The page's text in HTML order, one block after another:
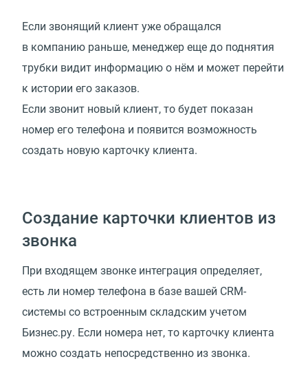
Если звонящий клиент уже обращался
в компанию раньше, менеджер еще до поднятия
трубки видит информацию о нём и может перейти
к истории его заказов.
Если звонит новый клиент, то будет показан
номер его телефона и появится возможность
создать новую карточку клиента.
Создание карточки клиентов из
звонка
При входящем звонке интеграция определяет,
есть ли номер телефона в базе вашей CRM-
системы со встроенным складским учетом
Бизнес.ру. Если номера нет, то карточку клиента
можно создать непосредственно из звонка.